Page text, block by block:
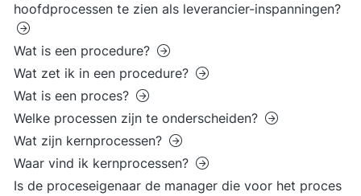
hoofdprocessen te zien als leverancier-inspanningen?
Wat is een procedure?
Wat zet ik in een procedure?
Wat is een proces?
Welke processen zijn te onderscheiden?
Wat zijn kernprocessen?
Waar vind ik kernprocessen?
Is de proceseigenaar de manager die voor het proces